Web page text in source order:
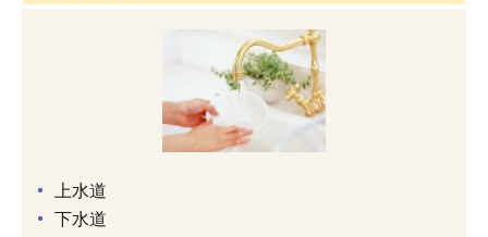
上水道
下水道